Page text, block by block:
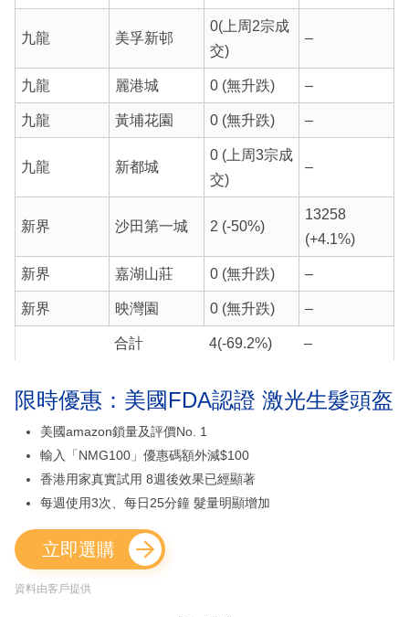
九龍 美孚新邨
0(上周2宗成
交)
–
九龍 麗港城 0 (無升跌) –
九龍 黃埔花園 0 (無升跌) –
九龍 新都城
0 (上周3宗成
交)
–
新界 沙田第一城 2 (-50%)
13258
(+4.1%)
新界 嘉湖山莊 0 (無升跌) –
新界 映灣園 0 (無升跌) –
合計 4(-69.2%) –
限時優惠：美國FDA認證 激光生髮頭盔
美國amazon鎖量及評價No. 1
輸入「NMG100」優惠碼額外減$100
香港用家真實試用 8週後效果已經顯著
每週使用3次、每日25分鐘 髮量明顯增加
立即選購
資料由客戶提供